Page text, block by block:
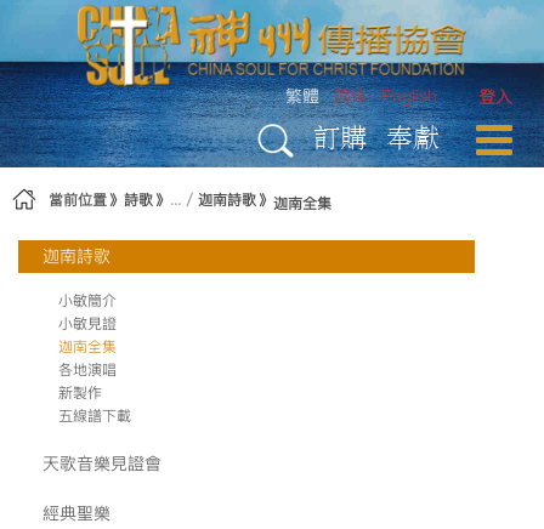
略過到內容
登入
繁體 简体 English
訂購 奉獻
當前位置 詩歌 迦南詩歌 迦南全集
迦南詩歌
小敏簡介
小敏見證
迦南全集
各地演唱
新製作
五線譜下載
天歌音樂見證會
經典聖樂